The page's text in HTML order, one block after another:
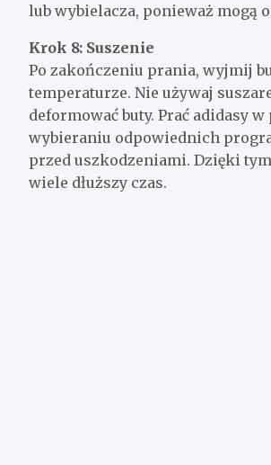
lub wybielacza, ponieważ mogą
Krok 8: Suszenie
Po zakończeniu prania, wyjmij
temperaturze. Nie używaj
deformować buty. Prać adidasy
wybieraniu odpowiednich
przed uszkodzeniami. Dzięki
wiele dłuższy czas.